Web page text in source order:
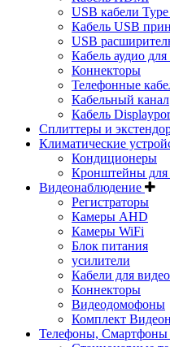
USB кабели
Кабель USB
USB
Кабель аудио для
Коннекторы
Телефонные
Кабельный канал
Кабель
Сплиттеры и
Климатические
Кондиционеры
Кронштейны для
Видеонаблюдение
Регистраторы
Камеры AHD
Камеры WiFi
Блок питания
усилители
Кабели для
Коннекторы
Видеодомофоны
Комплект
Телефоны, Смартфоны